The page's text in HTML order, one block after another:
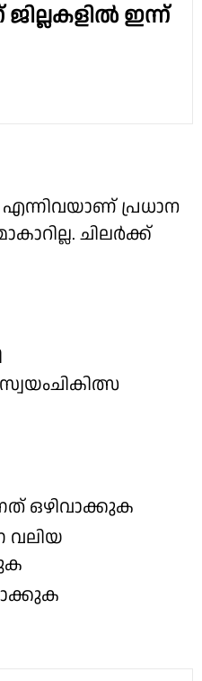
ഇന്ന്
എന്നിവയാണ് പ്രധാന
ചിലർക്ക്
ഒഴിവാക്കുക
വലിയ